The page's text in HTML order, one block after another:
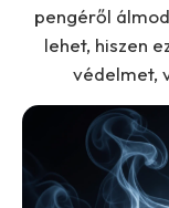
pengéről
lehet, hiszen
védelmet,